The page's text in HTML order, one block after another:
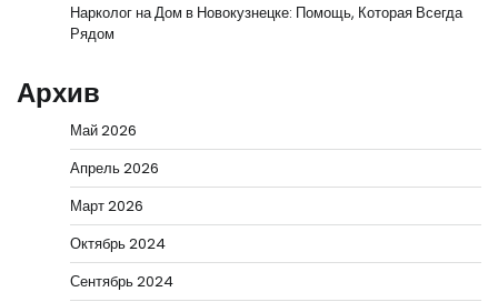
Нарколог на Дом в Новокузнецке: Помощь, Которая Всегда
Рядом
Архив
Май 2026
Апрель 2026
Март 2026
Октябрь 2024
Сентябрь 2024